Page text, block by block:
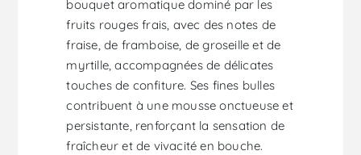
bouquet aromatique dominé par les
fruits rouges frais, avec des notes de
fraise, de framboise, de groseille et de
myrtille, accompagnées de délicates
touches de confiture. Ses fines bulles
contribuent à une mousse onctueuse et
persistante, renforçant la sensation de
fraîcheur et de vivacité en bouche.